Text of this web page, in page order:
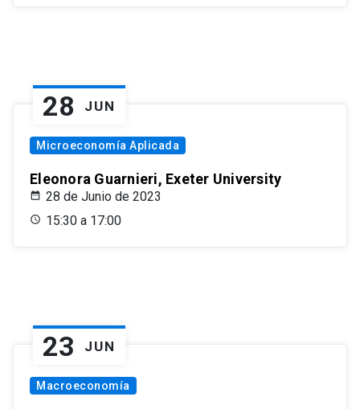
28 JUN
Microeconomía Aplicada
Eleonora Guarnieri, Exeter University
28 de Junio de 2023
15:30 a 17:00
23 JUN
Macroeconomía